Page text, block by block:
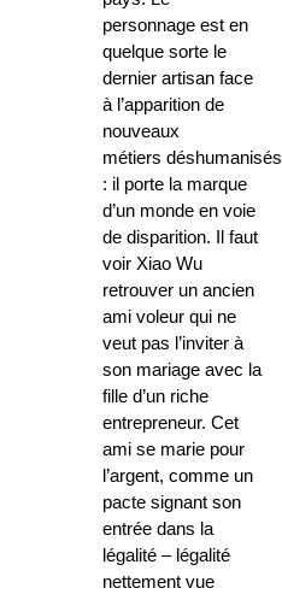
personnage est en
quelque sorte le
dernier artisan face
à l’apparition de
nouveaux
métiers déshumanisés
: il porte la marque
d’un monde en voie
de disparition. Il faut
voir Xiao Wu
retrouver un ancien
ami voleur qui ne
veut pas l’inviter à
son mariage avec la
fille d’un riche
entrepreneur. Cet
ami se marie pour
l’argent, comme un
pacte signant son
entrée dans la
légalité – légalité
nettement vue